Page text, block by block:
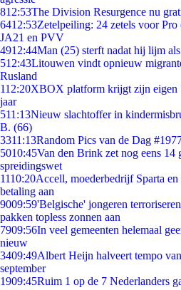
812:53The Division Resurgence nu
6412:53Zetelpeiling: 24 zetels voor
JA21 en PVV
4912:44Man (25) sterft nadat hij lijm
512:43Litouwen vindt opnieuw
Rusland
112:20XBOX platform krijgt zijn eigen
jaar
511:13Nieuw slachtoffer in
B. (66)
3311:13Random Pics van de Dag
5010:45Van den Brink zet nog eens 14
spreidingswet
1110:20Accell, moederbedrijf Sparta
betaling aan
9009:59'Belgische' jongeren
pakken topless zonnen aan
7909:56In veel gemeenten helemaal
nieuw
3409:49Albert Heijn halveert tempo
september
1909:45Ruim 1 op de 7 Nederlanders